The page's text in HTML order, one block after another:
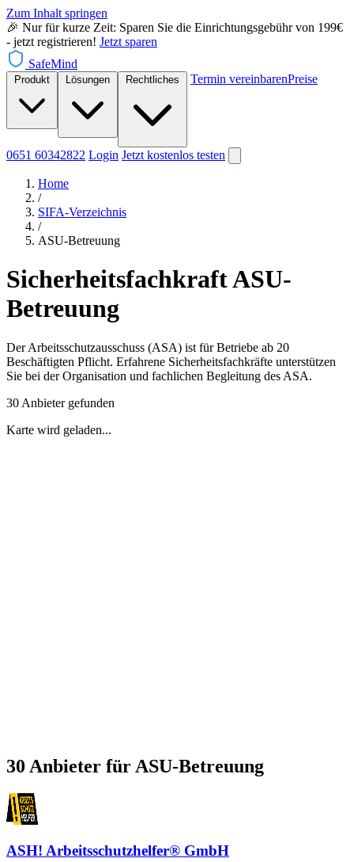
Zum Inhalt springen
🎉 Nur für kurze Zeit: Sparen Sie die Einrichtungsgebühr von 199€
- jetzt registrieren! Jetzt sparen
SafeMind
Termin vereinbarenPreise
0651 60342822 Login Jetzt kostenlos testen
Home
/
SIFA-Verzeichnis
/
ASU-Betreuung
Sicherheitsfachkraft ASU-
Betreuung
Der Arbeitsschutzausschuss (ASA) ist für Betriebe ab 20
Beschäftigten Pflicht. Erfahrene Sicherheitsfachkräfte unterstützen
Sie bei der Organisation und fachlichen Begleitung des ASA.
30 Anbieter gefunden
Karte wird geladen...
30 Anbieter für ASU-Betreuung
ASH! Arbeitsschutzhelfer® GmbH